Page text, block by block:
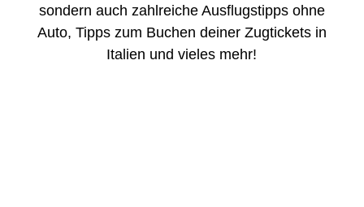
sondern auch zahlreiche Ausflugstipps ohne
Auto, Tipps zum Buchen deiner Zugtickets in
Italien und vieles mehr!